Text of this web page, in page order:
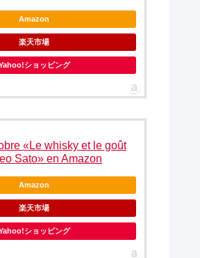
Amazon
楽天市場
ショッピング
«Le whisky et le goût
Sato» en Amazon
Amazon
楽天市場
ショッピング